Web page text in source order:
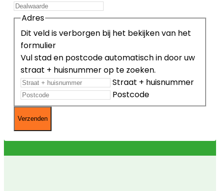
Dit veld is verborgen bij het bekijken van het
formulier
Adres
Vul stad en postcode automatisch in door uw
straat + huisnummer op te zoeken.
Straat + huisnummer
Postcode